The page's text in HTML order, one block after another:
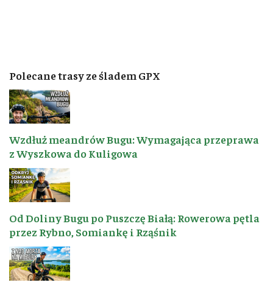
Polecane trasy ze śladem GPX
Wzdłuż meandrów Bugu: Wymagająca przeprawa
z Wyszkowa do Kuligowa
Od Doliny Bugu po Puszczę Białą: Rowerowa pętla
przez Rybno, Somiankę i Rząśnik